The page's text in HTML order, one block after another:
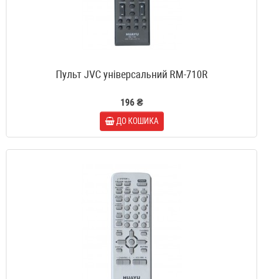
Пульт JVC універсальний RM-710R
196 ₴
ДО КОШИКА